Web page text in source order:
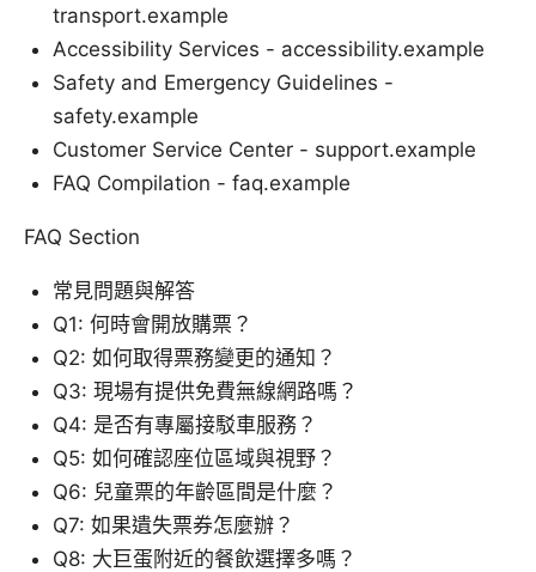
transport.example
Accessibility Services - accessibility.example
Safety and Emergency Guidelines -
safety.example
Customer Service Center - support.example
FAQ Compilation - faq.example
FAQ Section
常見問題與解答
Q1: 何時會開放購票？
Q2: 如何取得票務變更的通知？
Q3: 現場有提供免費無線網路嗎？
Q4: 是否有專屬接駁車服務？
Q5: 如何確認座位區域與視野？
Q6: 兒童票的年齡區間是什麼？
Q7: 如果遺失票券怎麼辦？
Q8: 大巨蛋附近的餐飲選擇多嗎？